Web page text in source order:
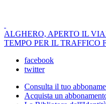
ALGHERO, APERTO IL
TEMPO PER IL TRAFFICO
facebook
twitter
Consulta il tuo
Acquista un